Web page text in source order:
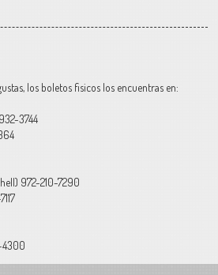
los boletos fisicos los encuentras en:
3744
972-210-7290
4300